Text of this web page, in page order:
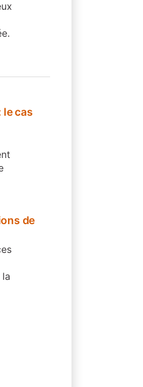
le cas
de